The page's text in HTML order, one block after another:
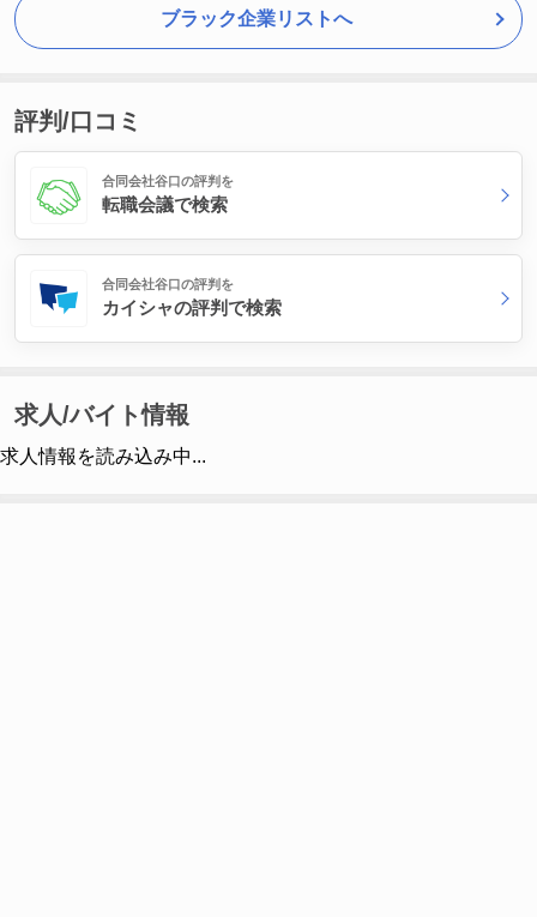
ブラック企業リストへ
評判/口コミ
合同会社谷口の評判を
転職会議で検索
合同会社谷口の評判を
カイシャの評判で検索
求人/バイト情報
求人情報を読み込み中...